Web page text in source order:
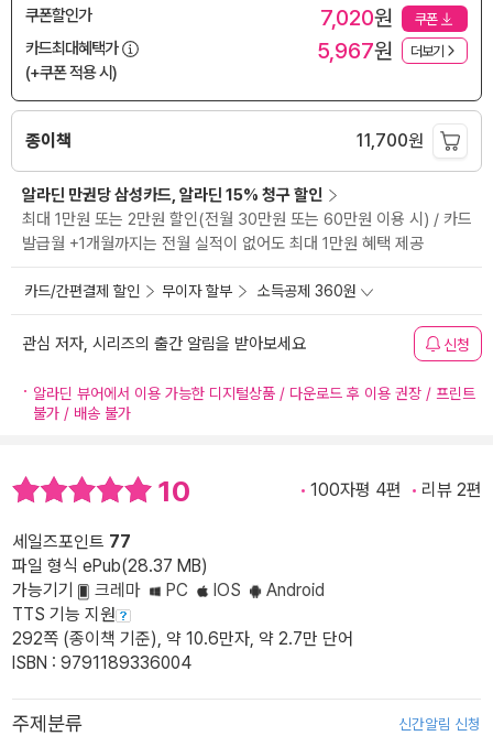
쿠폰할인가 7,020원 쿠폰
카드최대혜택가
(+쿠폰 적용 시)
5,967원 더보기
종이책 11,700원
알라딘 만권당 삼성카드, 알라딘 15% 청구 할인
최대 1만원 또는 2만원 할인(전월 30만원 또는 60만원 이용 시) / 카드
발급월 +1개월까지는 전월 실적이 없어도 최대 1만원 혜택 제공
카드/간편결제 할인 무이자 할부 소득공제 360원
관심 저자, 시리즈의 출간 알림을 받아보세요 신청
알라딘 뷰어에서 이용 가능한 디지털상품 / 다운로드 후 이용 권장 / 프린트
불가 / 배송 불가
10 100자평 4편 리뷰 2편
세일즈포인트 77
파일 형식 ePub(28.37 MB)
가능기기
크레마 PC IOS
Android
TTS 기능 지원
292쪽 (종이책 기준), 약 10.6만자, 약 2.7만 단어
ISBN : 9791189336004
주제분류 신간알림 신청